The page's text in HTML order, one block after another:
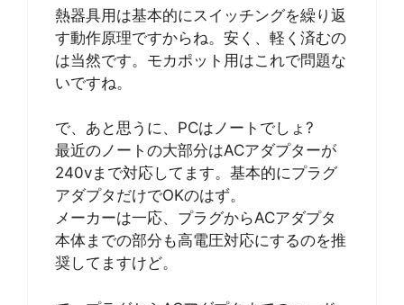
熱器具用は基本的にスイッチングを繰り返
す動作原理ですからね。安く、軽く済むの
は当然です。モカポット用はこれで問題な
いですね。
で、あと思うに、PCはノートでしょ?
最近のノートの大部分はACアダプターが
240vまで対応してます。基本的にプラグ
アダプタだけでOKのはず。
メーカーは一応、プラグからACアダプタ
本体までの部分も高電圧対応にするのを推
奨してますけど。